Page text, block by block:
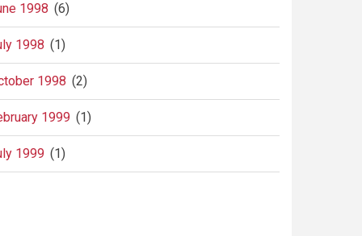
1998 (6)
1998 (1)
1998 (2)
1999 (1)
1999 (1)